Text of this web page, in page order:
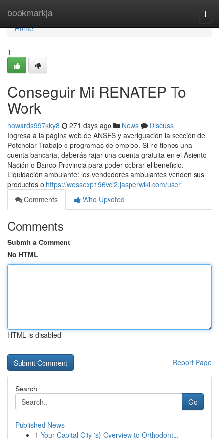
bookmarkja
Home
Home
1
Conseguir Mi RENATEP To
Work
howards997kky8 271 days ago News
Discuss
Ingresa a ​la página web de ANSES y averiguación la sección ⁢de
Potenciar Trabajo o programas de empleo. Si no​ tienes una
cuenta bancaria, deberás rajar una cuenta ​gratuita en el Asiento
Nación o Banco Provincia para poder cobrar el beneficio.
Liquidación ambulante: los vendedores ambulantes venden sus
productos o https://wessexp196vci2.jasperwiki.com/user
Comments
Who Upvoted
Comments
Submit a Comment
No HTML
HTML is disabled
Report Page
Search
Go
Published News
1 Your Capital City 's} Overview to Orthodont...